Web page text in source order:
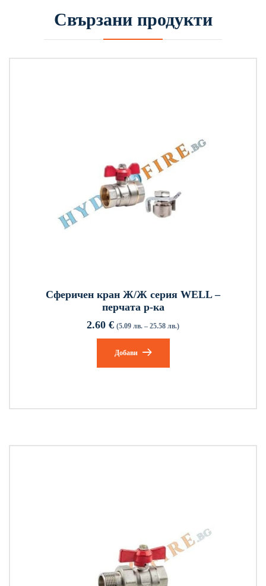
Свързани продукти
Сферичен кран Ж/Ж серия WELL –
перчата р-ка
2.60 € (5.09 лв. – 25.58 лв.)
Добави